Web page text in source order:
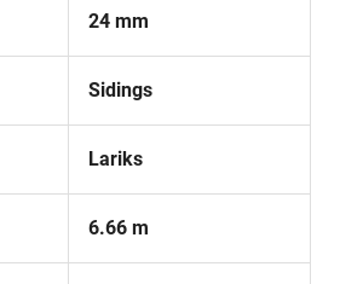
24 mm
Sidings
Lariks
6.66 m